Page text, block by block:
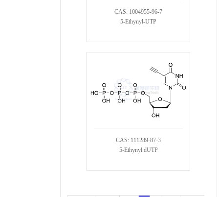
CAS: 1004955-96-7
5-Ethynyl-UTP
CAS: 111289-87-3
5-Ethynyl dUTP